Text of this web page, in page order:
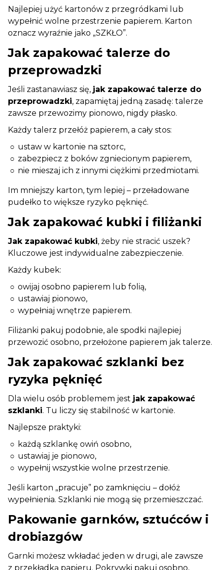
Najlepiej użyć kartonów z przegródkami lub
wypełnić wolne przestrzenie papierem. Karton
oznacz wyraźnie jako „SZKŁO”.
Jak zapakować talerze do
przeprowadzki
Jeśli zastanawiasz się, jak zapakować talerze do
przeprowadzki, zapamiętaj jedną zasadę: talerze
zawsze przewozimy pionowo, nigdy płasko.
Każdy talerz przełóż papierem, a cały stos:
ustaw w kartonie na sztorc,
zabezpiecz z boków zgniecionym papierem,
nie mieszaj ich z innymi ciężkimi przedmiotami.
Im mniejszy karton, tym lepiej – przeładowane
pudełko to większe ryzyko pęknięć.
Jak zapakować kubki i filiżanki
Jak zapakować kubki, żeby nie stracić uszek?
Kluczowe jest indywidualne zabezpieczenie.
Każdy kubek:
owijaj osobno papierem lub folią,
ustawiaj pionowo,
wypełniaj wnętrze papierem.
Filiżanki pakuj podobnie, ale spodki najlepiej
przewozić osobno, przełożone papierem jak talerze.
Jak zapakować szklanki bez
ryzyka pęknięć
Dla wielu osób problemem jest jak zapakować
szklanki. Tu liczy się stabilność w kartonie.
Najlepsze praktyki:
każdą szklankę owiń osobno,
ustawiaj je pionowo,
wypełnij wszystkie wolne przestrzenie.
Jeśli karton „pracuje” po zamknięciu – dołóż
wypełnienia. Szklanki nie mogą się przemieszczać.
Pakowanie garnków, sztućców i
drobiazgów
Garnki możesz wkładać jeden w drugi, ale zawsze
z przekładką papieru. Pokrywki pakuj osobno,